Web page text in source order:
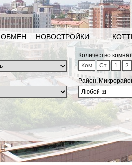
ОБМЕН НОВОСТРОЙКИ
Количество комнат
Ком
Ст 1 2
Район,
Любой ⊞